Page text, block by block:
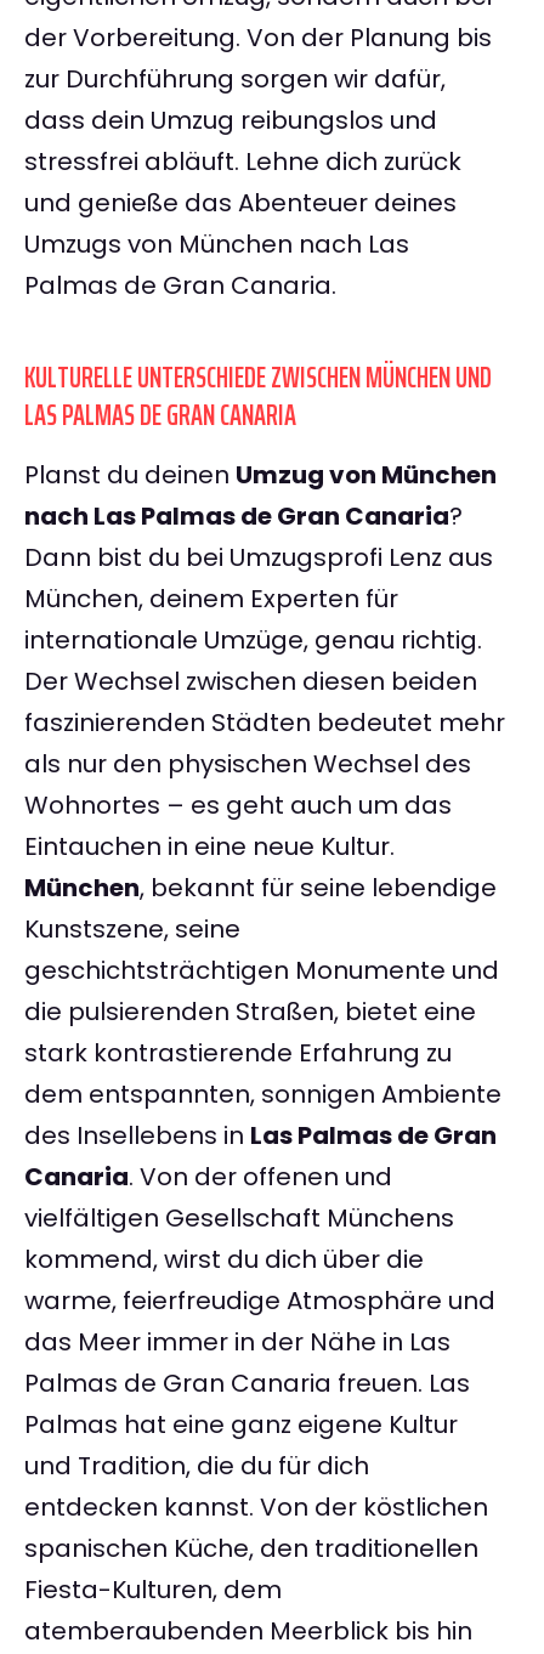
der Vorbereitung. Von der Planung bis
zur Durchführung sorgen wir dafür,
dass dein Umzug reibungslos und
stressfrei abläuft. Lehne dich zurück
und genieße das Abenteuer deines
Umzugs von München nach Las
Palmas de Gran Canaria.
KULTURELLE UNTERSCHIEDE ZWISCHEN MÜNCHEN UND
LAS PALMAS DE GRAN CANARIA
Planst du deinen Umzug von München
nach Las Palmas de Gran Canaria?
Dann bist du bei Umzugsprofi Lenz aus
München, deinem Experten für
internationale Umzüge, genau richtig.
Der Wechsel zwischen diesen beiden
faszinierenden Städten bedeutet mehr
als nur den physischen Wechsel des
Wohnortes – es geht auch um das
Eintauchen in eine neue Kultur.
München, bekannt für seine lebendige
Kunstszene, seine
geschichtsträchtigen Monumente und
die pulsierenden Straßen, bietet eine
stark kontrastierende Erfahrung zu
dem entspannten, sonnigen Ambiente
des Insellebens in Las Palmas de Gran
Canaria. Von der offenen und
vielfältigen Gesellschaft Münchens
kommend, wirst du dich über die
warme, feierfreudige Atmosphäre und
das Meer immer in der Nähe in Las
Palmas de Gran Canaria freuen. Las
Palmas hat eine ganz eigene Kultur
und Tradition, die du für dich
entdecken kannst. Von der köstlichen
spanischen Küche, den traditionellen
Fiesta-Kulturen, dem
atemberaubenden Meerblick bis hin